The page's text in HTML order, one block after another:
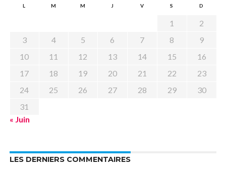
L M M J V S D
1
2
3
4 5 6 7 8
9
10
11 12 13 14 15
16
17
18 19 20 21 22
23
24
25 26 27 28 29
30
31
« Juin
LES DERNIERS COMMENTAIRES